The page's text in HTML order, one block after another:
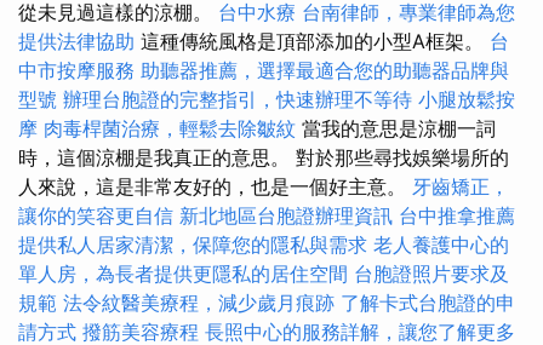
從未見過這樣的涼棚。 台中水療 台南律師，專業律師為您
提供法律協助 這種傳統風格是頂部添加的小型A框架。 台
中市按摩服務 助聽器推薦，選擇最適合您的助聽器品牌與
型號 辦理台胞證的完整指引，快速辦理不等待 小腿放鬆按
摩 肉毒桿菌治療，輕鬆去除皺紋 當我的意思是涼棚一詞
時，這個涼棚是我真正的意思。 對於那些尋找娛樂場所的
人來說，這是非常友好的，也是一個好主意。 牙齒矯正，
讓你的笑容更自信 新北地區台胞證辦理資訊 台中推拿推薦
提供私人居家清潔，保障您的隱私與需求 老人養護中心的
單人房，為長者提供更隱私的居住空間 台胞證照片要求及
規範 法令紋醫美療程，減少歲月痕跡 了解卡式台胞證的申
請方式 撥筋美容療程 長照中心的服務詳解，讓您了解更多